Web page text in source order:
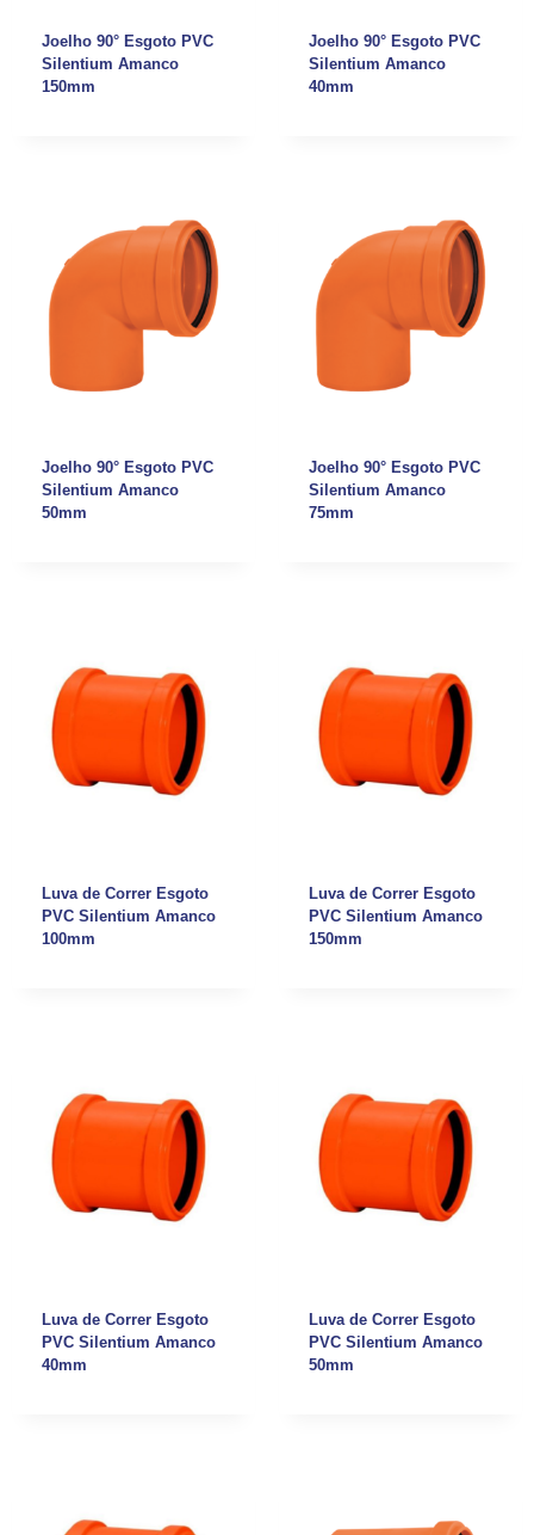
Joelho 90° Esgoto PVC
Silentium Amanco
150mm
Joelho 90° Esgoto PVC
Silentium Amanco
40mm
Joelho 90° Esgoto PVC
Silentium Amanco
50mm
Joelho 90° Esgoto PVC
Silentium Amanco
75mm
Luva de Correr Esgoto
PVC Silentium Amanco
100mm
Luva de Correr Esgoto
PVC Silentium Amanco
150mm
Luva de Correr Esgoto
PVC Silentium Amanco
40mm
Luva de Correr Esgoto
PVC Silentium Amanco
50mm